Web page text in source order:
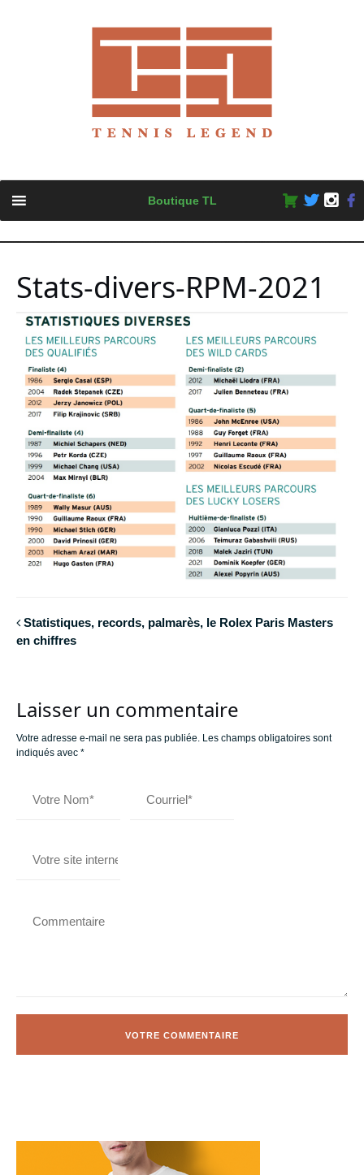
content
Boutique TL
Stats-divers-RPM-2021
Statistiques, records, palmarès, le Rolex Paris Masters
en chiffres
Laisser un commentaire
Votre adresse e-mail ne sera pas publiée. Les champs obligatoires sont
indiqués avec *